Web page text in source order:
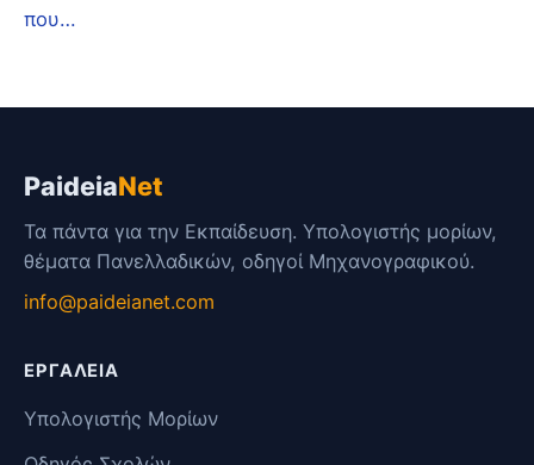
που…
PaideiaNet
Τα πάντα για την Εκπαίδευση. Υπολογιστής μορίων,
θέματα Πανελλαδικών, οδηγοί Μηχανογραφικού.
info@paideianet.com
ΕΡΓΑΛΕΊΑ
Υπολογιστής Μορίων